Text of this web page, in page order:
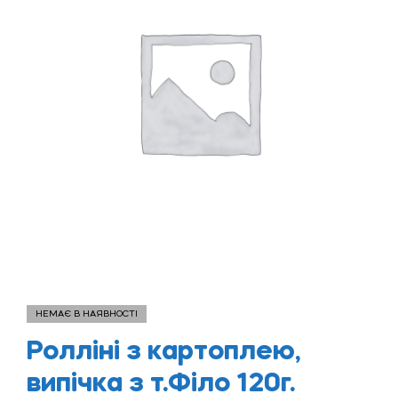
НЕМАЄ В НАЯВНОСТІ
Ролліні з картоплею,
випічка з т.Філо 120г.